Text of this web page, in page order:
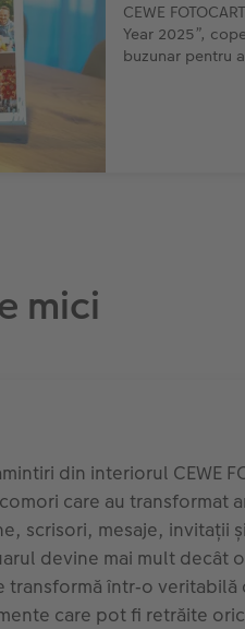
CEWE
Year 2025”,
buzunar pentru
mici
din interiorul CEWE
care au transformat
scrisori, mesaje, invitații
devine mai mult decât
într‑o veritabilă
care pot fi retrăite